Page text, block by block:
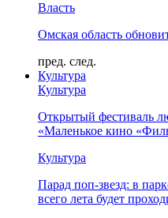
Власть
Омская область
пред. след.
Культура
Культура
Открытый фестиваль
«Маленькое кино
Культура
Парад поп-звезд: в
всего лета будет